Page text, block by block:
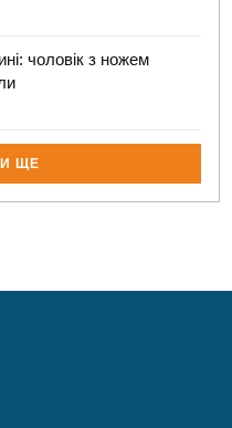
чоловік з ножем
ЩЕ